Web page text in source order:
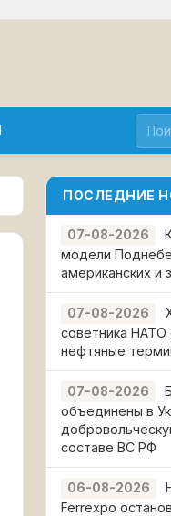
ПОСЛЕДНИЕ
07-08-2026
модели
американских и
07-08-2026
советника НАТО
нефтяные
07-08-2026
объединены в
составе ВС РФ
06-08-2026
Ferrexpo